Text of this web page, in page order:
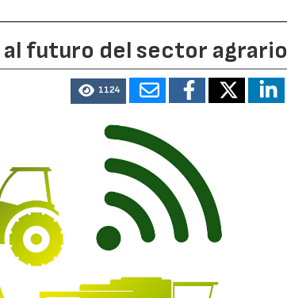
futuro del sector agrario
1124